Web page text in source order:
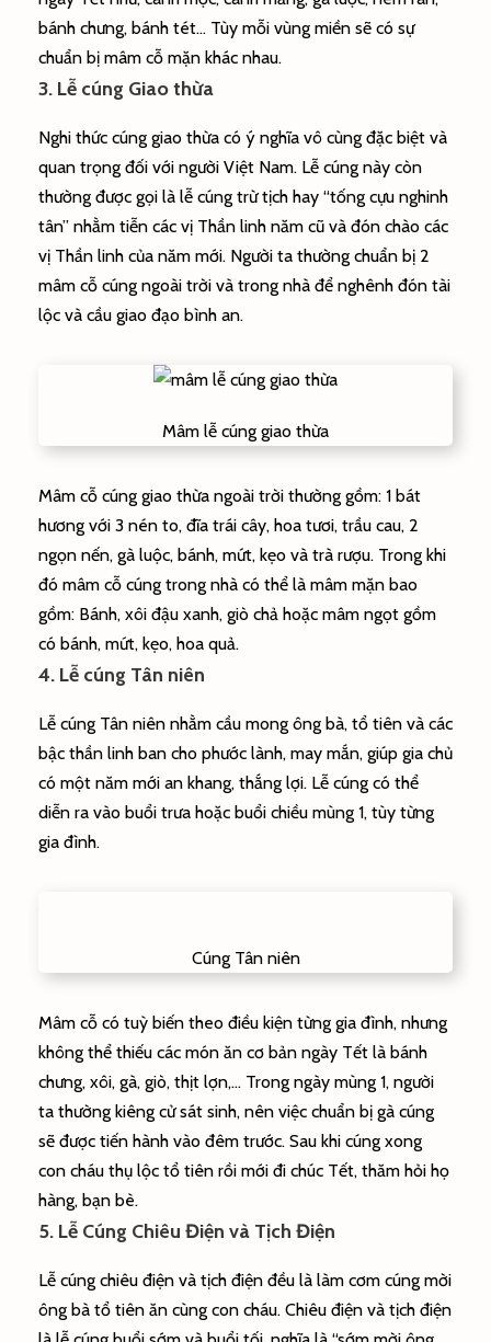
bánh chưng, bánh tét… Tùy mỗi vùng miền sẽ có sự
chuẩn bị mâm cỗ mặn khác nhau.
3. Lễ cúng Giao thừa
Nghi thức cúng giao thừa có ý nghĩa vô cùng đặc biệt và
quan trọng đối với người Việt Nam. Lễ cúng này còn
thường được gọi là lễ cúng trừ tịch hay “tống cựu nghinh
tân” nhằm tiễn các vị Thần linh năm cũ và đón chào các
vị Thần linh của năm mới. Người ta thường chuẩn bị 2
mâm cỗ cúng ngoài trời và trong nhà để nghênh đón tài
lộc và cầu giao đạo bình an.
Mâm lễ cúng giao thừa
Mâm cỗ cúng giao thừa ngoài trời thường gồm: 1 bát
hương với 3 nén to, đĩa trái cây, hoa tươi, trầu cau, 2
ngọn nến, gà luộc, bánh, mứt, kẹo và trà rượu. Trong khi
đó mâm cỗ cúng trong nhà có thể là mâm mặn bao
gồm: Bánh, xôi đậu xanh, giò chả hoặc mâm ngọt gồm
có bánh, mứt, kẹo, hoa quả.
4. Lễ cúng Tân niên
Lễ cúng Tân niên nhằm cầu mong ông bà, tổ tiên và các
bậc thần linh ban cho phước lành, may mắn, giúp gia chủ
có một năm mới an khang, thắng lợi. Lễ cúng có thể
diễn ra vào buổi trưa hoặc buổi chiều mùng 1, tùy từng
gia đình.
Cúng Tân niên
Mâm cỗ có tuỳ biến theo điều kiện từng gia đình, nhưng
không thể thiếu các món ăn cơ bản ngày Tết là bánh
chưng, xôi, gà, giò, thịt lợn,… Trong ngày mùng 1, người
ta thường kiêng cử sát sinh, nên việc chuẩn bị gà cúng
sẽ được tiến hành vào đêm trước. Sau khi cúng xong
con cháu thụ lộc tổ tiên rồi mới đi chúc Tết, thăm hỏi họ
hàng, bạn bè.
5. Lễ Cúng Chiêu Điện và Tịch Điện
Lễ cúng chiêu điện và tịch điện đều là làm cơm cúng mời
ông bà tổ tiên ăn cùng con cháu. Chiêu điện và tịch điện